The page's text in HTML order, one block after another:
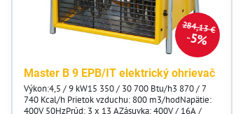
284,13 €
5%
Master B 9 EPB/IT elektrický ohrievač
Výkon:4,5 / 9 kW15 350 / 30 700 Btu/h3 870 / 7
740 Kcal/h Prietok vzduchu: 800 m3/hodNapätie:
400V 50HzPrúd: 3 x 13 AZásuvka: 400V / 16A /